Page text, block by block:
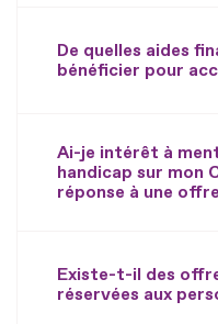
De quelles aides
bénéficier pour
Ai-je intérêt à
handicap sur mon
réponse à une
Existe-t-il des
réservées aux